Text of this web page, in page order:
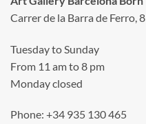
Carrer de la Barra de Ferro, 8
Tuesday to Sunday
From 11 am to 8 pm
Monday closed
Phone: +34 935 130 465